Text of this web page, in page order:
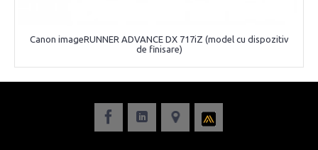
Canon imageRUNNER ADVANCE DX 717iZ (model cu dispozitiv
de finisare)